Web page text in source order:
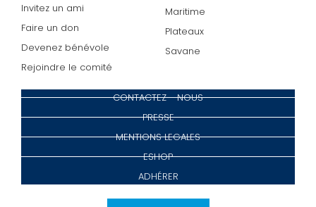
Invitez un ami
Faire un don
Devenez bénévole
Rejoindre le comité
Maritime
Plateaux
Savane
CONTACTEZ - NOUS
PRESSE
MENTIONS LEGALES
ESHOP
ADHÉRER